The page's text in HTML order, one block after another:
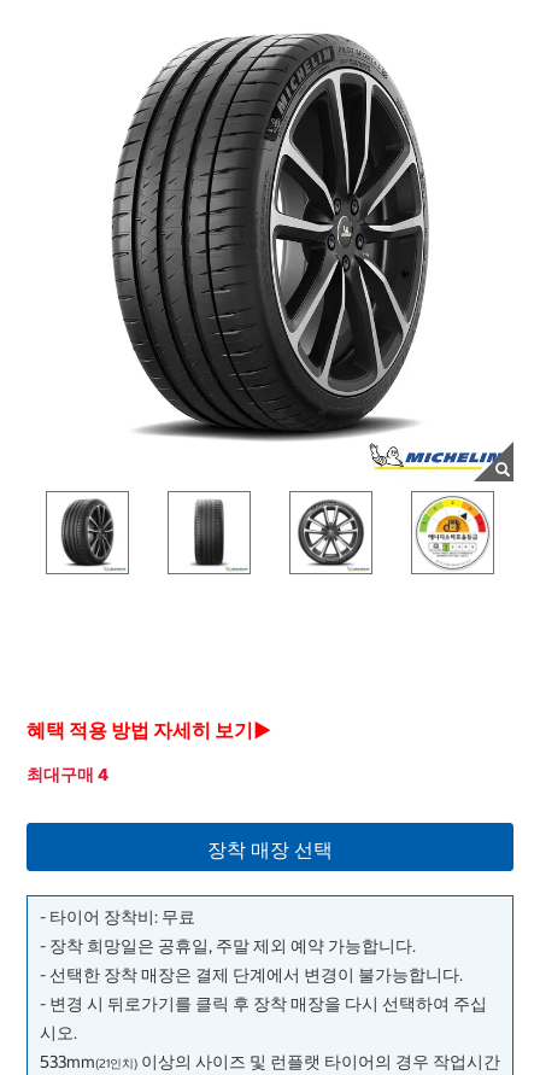
혜택 적용 방법 자세히 보기▶
최대구매 4
장착 매장 선택
- 타이어 장착비: 무료
- 장착 희망일은 공휴일, 주말 제외 예약 가능합니다.
- 선택한 장착 매장은 결제 단계에서 변경이 불가능합니다.
- 변경 시 뒤로가기를 클릭 후 장착 매장을 다시 선택하여 주십
시오.
533mm(21인치) 이상의 사이즈 및 런플랫 타이어의 경우 작업시간